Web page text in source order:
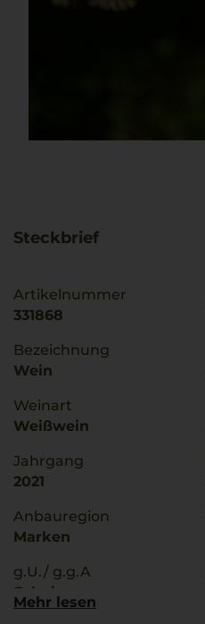
Steckbrief
Artikelnummer
331868
Bezeichnung
Wein
Weinart
Weißwein
Jahrgang
2021
Anbauregion
Marken
g.U./ g.g.A
Falerio
Mehr lesen